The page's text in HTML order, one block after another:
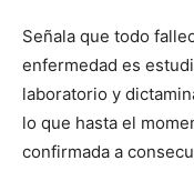
Señala que todo
enfermedad es
laboratorio y
lo que hasta el
confirmada a